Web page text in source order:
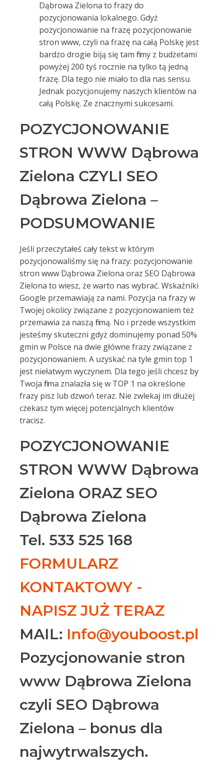
Dąbrowa Zielona to frazy do
pozycjonowania lokalnego. Gdyż
pozycjonowanie na frazę pozycjonowanie
stron www, czyli na frazę na całą Polskę jest
bardzo drogie biją się tam firmy z budżetami
powyżej 200 tyś rocznie na tylko tą jedną
frazę. Dla tego nie miało to dla nas sensu.
Jednak pozycjonujemy naszych klientów na
całą Polskę. Ze znacznymi sukcesami.
POZYCJONOWANIE
STRON WWW Dąbrowa
Zielona CZYLI SEO
Dąbrowa Zielona –
PODSUMOWANIE
Jeśli przeczytałeś cały tekst w którym
pozycjonowaliśmy się na frazy: pozycjonowanie
stron www Dąbrowa Zielona oraz SEO Dąbrowa
Zielona to wiesz, że warto nas wybrać. Wskaźniki
Google przemawiają za nami. Pozycja na frazy w
Twojej okolicy związane z pozycjonowaniem też
przemawia za naszą firmą. No i przede wszystkim
jesteśmy skuteczni gdyż dominujemy ponad 50%
gmin w Polsce na dwie główne frazy związane z
pozycjonowaniem. A uzyskać na tyle gmin top 1
jest niełatwym wyczynem. Dla tego jeśli chcesz by
Twoja firma znalazła się w TOP 1 na określone
frazy pisz lub dzwoń teraz. Nie zwlekaj im dłużej
czekasz tym więcej potencjalnych klientów
tracisz.
POZYCJONOWANIE
STRON WWW Dąbrowa
Zielona ORAZ SEO
Dąbrowa Zielona
Tel. 533 525 168
FORMULARZ
KONTAKTOWY -
NAPISZ JUŻ TERAZ
MAIL: Info@youboost.pl
Pozycjonowanie stron
www Dąbrowa Zielona
czyli SEO Dąbrowa
Zielona – bonus dla
najwytrwalszych.